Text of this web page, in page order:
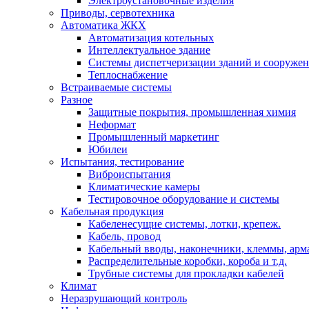
Приводы, сервотехника
Автоматика ЖКХ
Автоматизация котельных
Интеллектуальное здание
Системы диспетчеризации зданий и
Теплоснабжение
Встраиваемые системы
Разное
Защитные покрытия, промышленная химия
Неформат
Промышленный маркетинг
Юбилеи
Испытания, тестирование
Виброиспытания
Климатические камеры
Тестировочное оборудование и системы
Кабельная продукция
Кабеленесущие системы, лотки, крепеж.
Кабель, провод
Кабельный вводы, наконечники, клеммы,
Распределительные коробки, короба и т.д.
Трубные системы для прокладки кабелей
Климат
Неразрушающий контроль